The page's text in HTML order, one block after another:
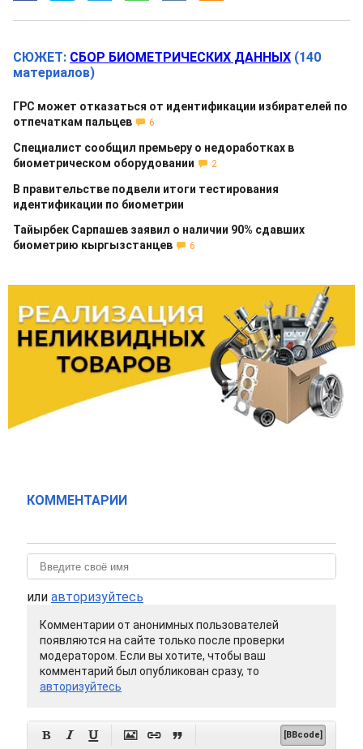
СЮЖЕТ: СБОР БИОМЕТРИЧЕСКИХ ДАННЫХ (140
материалов)
ГРС может отказаться от идентификации избирателей по
отпечаткам пальцев
6
Специалист сообщил премьеру о недоработках в
биометрическом оборудовании
2
В правительстве подвели итоги тестирования
идентификации по биометрии
Тайырбек Сарпашев заявил о наличии 90% сдавших
биометрию кыргызстанцев
6
КОММЕНТАРИИ
или авторизуйтесь
Комментарии от анонимных пользователей
появляются на сайте только после проверки
модератором. Если вы хотите, чтобы ваш
комментарий был опубликован сразу, то
авторизуйтесь
      [BBcode]